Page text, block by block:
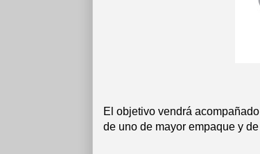
El objetivo vendrá
de uno de mayor empaque y